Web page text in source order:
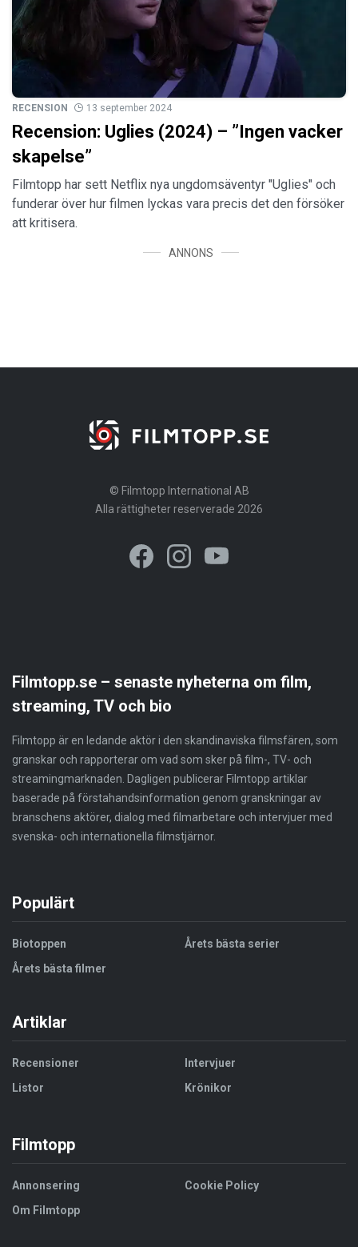
RECENSION 13 september 2024
Recension: Uglies (2024) – ”Ingen vacker
skapelse”
Filmtopp har sett Netflix nya ungdomsäventyr "Uglies" och
funderar över hur filmen lyckas vara precis det den försöker
att kritisera.
ANNONS
© Filmtopp International AB
Alla rättigheter reserverade 2026
Filmtopp.se – senaste nyheterna om film,
streaming, TV och bio
Filmtopp är en ledande aktör i den skandinaviska filmsfären, som
granskar och rapporterar om vad som sker på film-, TV- och
streamingmarknaden. Dagligen publicerar Filmtopp artiklar
baserade på förstahandsinformation genom granskningar av
branschens aktörer, dialog med filmarbetare och intervjuer med
svenska- och internationella filmstjärnor.
Populärt
Biotoppen
Årets bästa filmer
Årets bästa serier
Artiklar
Recensioner
Listor
Intervjuer
Krönikor
Filmtopp
Annonsering
Om Filmtopp
Cookie Policy